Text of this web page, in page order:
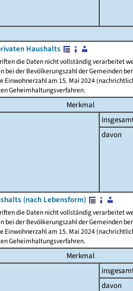
Haushalts
die Daten nicht vollständig verarbeitet
der Bevölkerungszahl der Gemeinden
Einwohnerzahl am 15. Mai 2024
Geheimhaltungsverfahren.
Merkmal
davon
(nach Lebensform)
die Daten nicht vollständig verarbeitet
der Bevölkerungszahl der Gemeinden
Einwohnerzahl am 15. Mai 2024
Geheimhaltungsverfahren.
Merkmal
davon